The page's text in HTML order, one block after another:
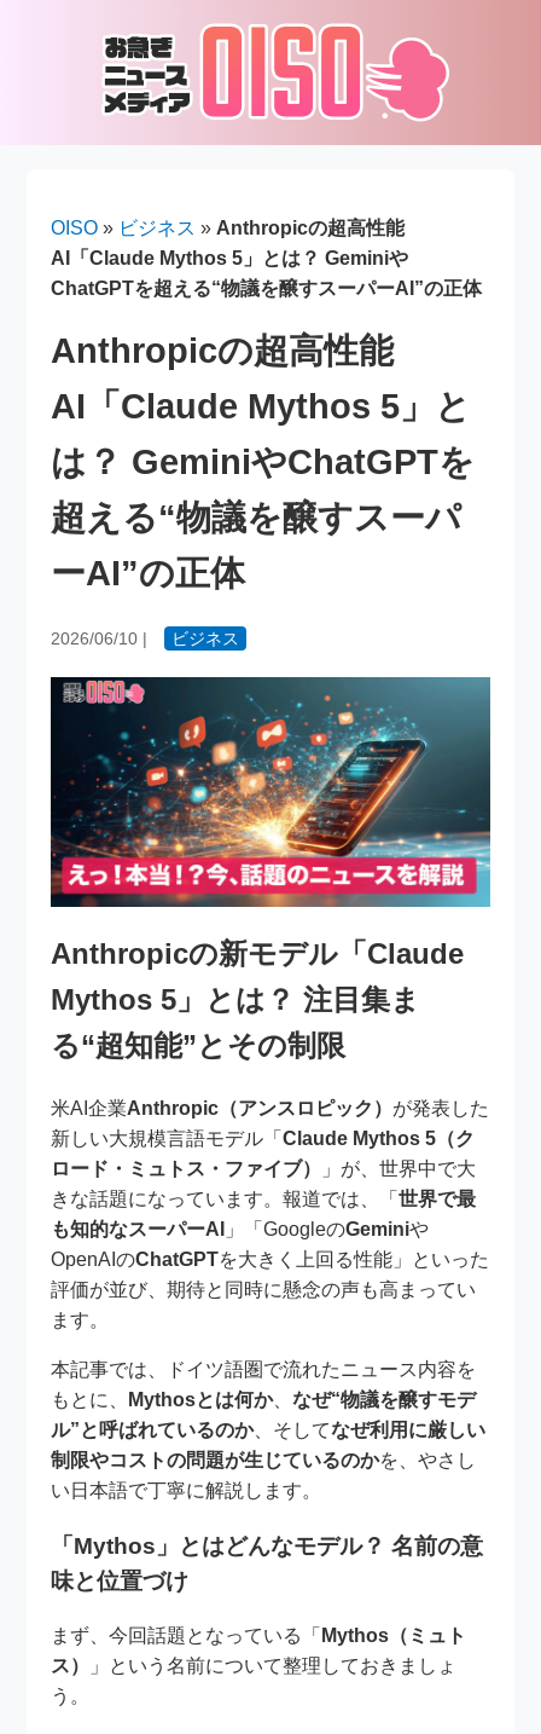
OISO » ビジネス » Anthropicの超高性能
AI「Claude Mythos 5」とは？ Geminiや
ChatGPTを超える“物議を醸すスーパーAI”の正体
Anthropicの超高性能
AI「Claude Mythos 5」と
は？ GeminiやChatGPTを
超える“物議を醸すスーパ
ーAI”の正体
2026/06/10 | ビジネス
Anthropicの新モデル「Claude
Mythos 5」とは？ 注目集ま
る“超知能”とその制限
米AI企業Anthropic（アンスロピック） が発表した
新しい大規模言語モデル「Claude Mythos 5（ク
ロード・ミュトス・ファイブ）
」が、世界中で大
きな話題になっています。報道では、「世界で最
も知的なスーパーAI
」「GoogleのGeminiや
OpenAIのChatGPTを大きく上回る性能」といった
評価が並び、期待と同時に懸念の声も高まってい
ます。
本記事では、ドイツ語圏で流れたニュース内容を
もとに、
Mythosとは何か、なぜ“物議を醸すモデ
ル”と呼ばれているのか、そしてなぜ利用に厳しい
制限やコストの問題が生じているのかを、やさし
い日本語で丁寧に解説します。
「Mythos」とはどんなモデル？ 名前の意
味と位置づけ
まず、今回話題となっている「 Mythos（ミュト
ス）
」という名前について整理しておきましょ
う。